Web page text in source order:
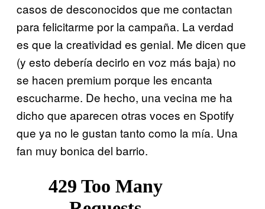
casos de desconocidos que me contactan
para felicitarme por la campaña. La verdad
es que la creatividad es genial. Me dicen que
(y esto debería decirlo en voz más baja) no
se hacen premium porque les encanta
escucharme. De hecho, una vecina me ha
dicho que aparecen otras voces en Spotify
que ya no le gustan tanto como la mía. Una
fan muy bonica del barrio.